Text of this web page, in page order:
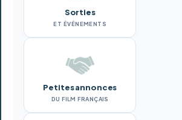
Sorties
ET ÉVÉNEMENTS
Petites annonces
DU FILM FRANÇAIS